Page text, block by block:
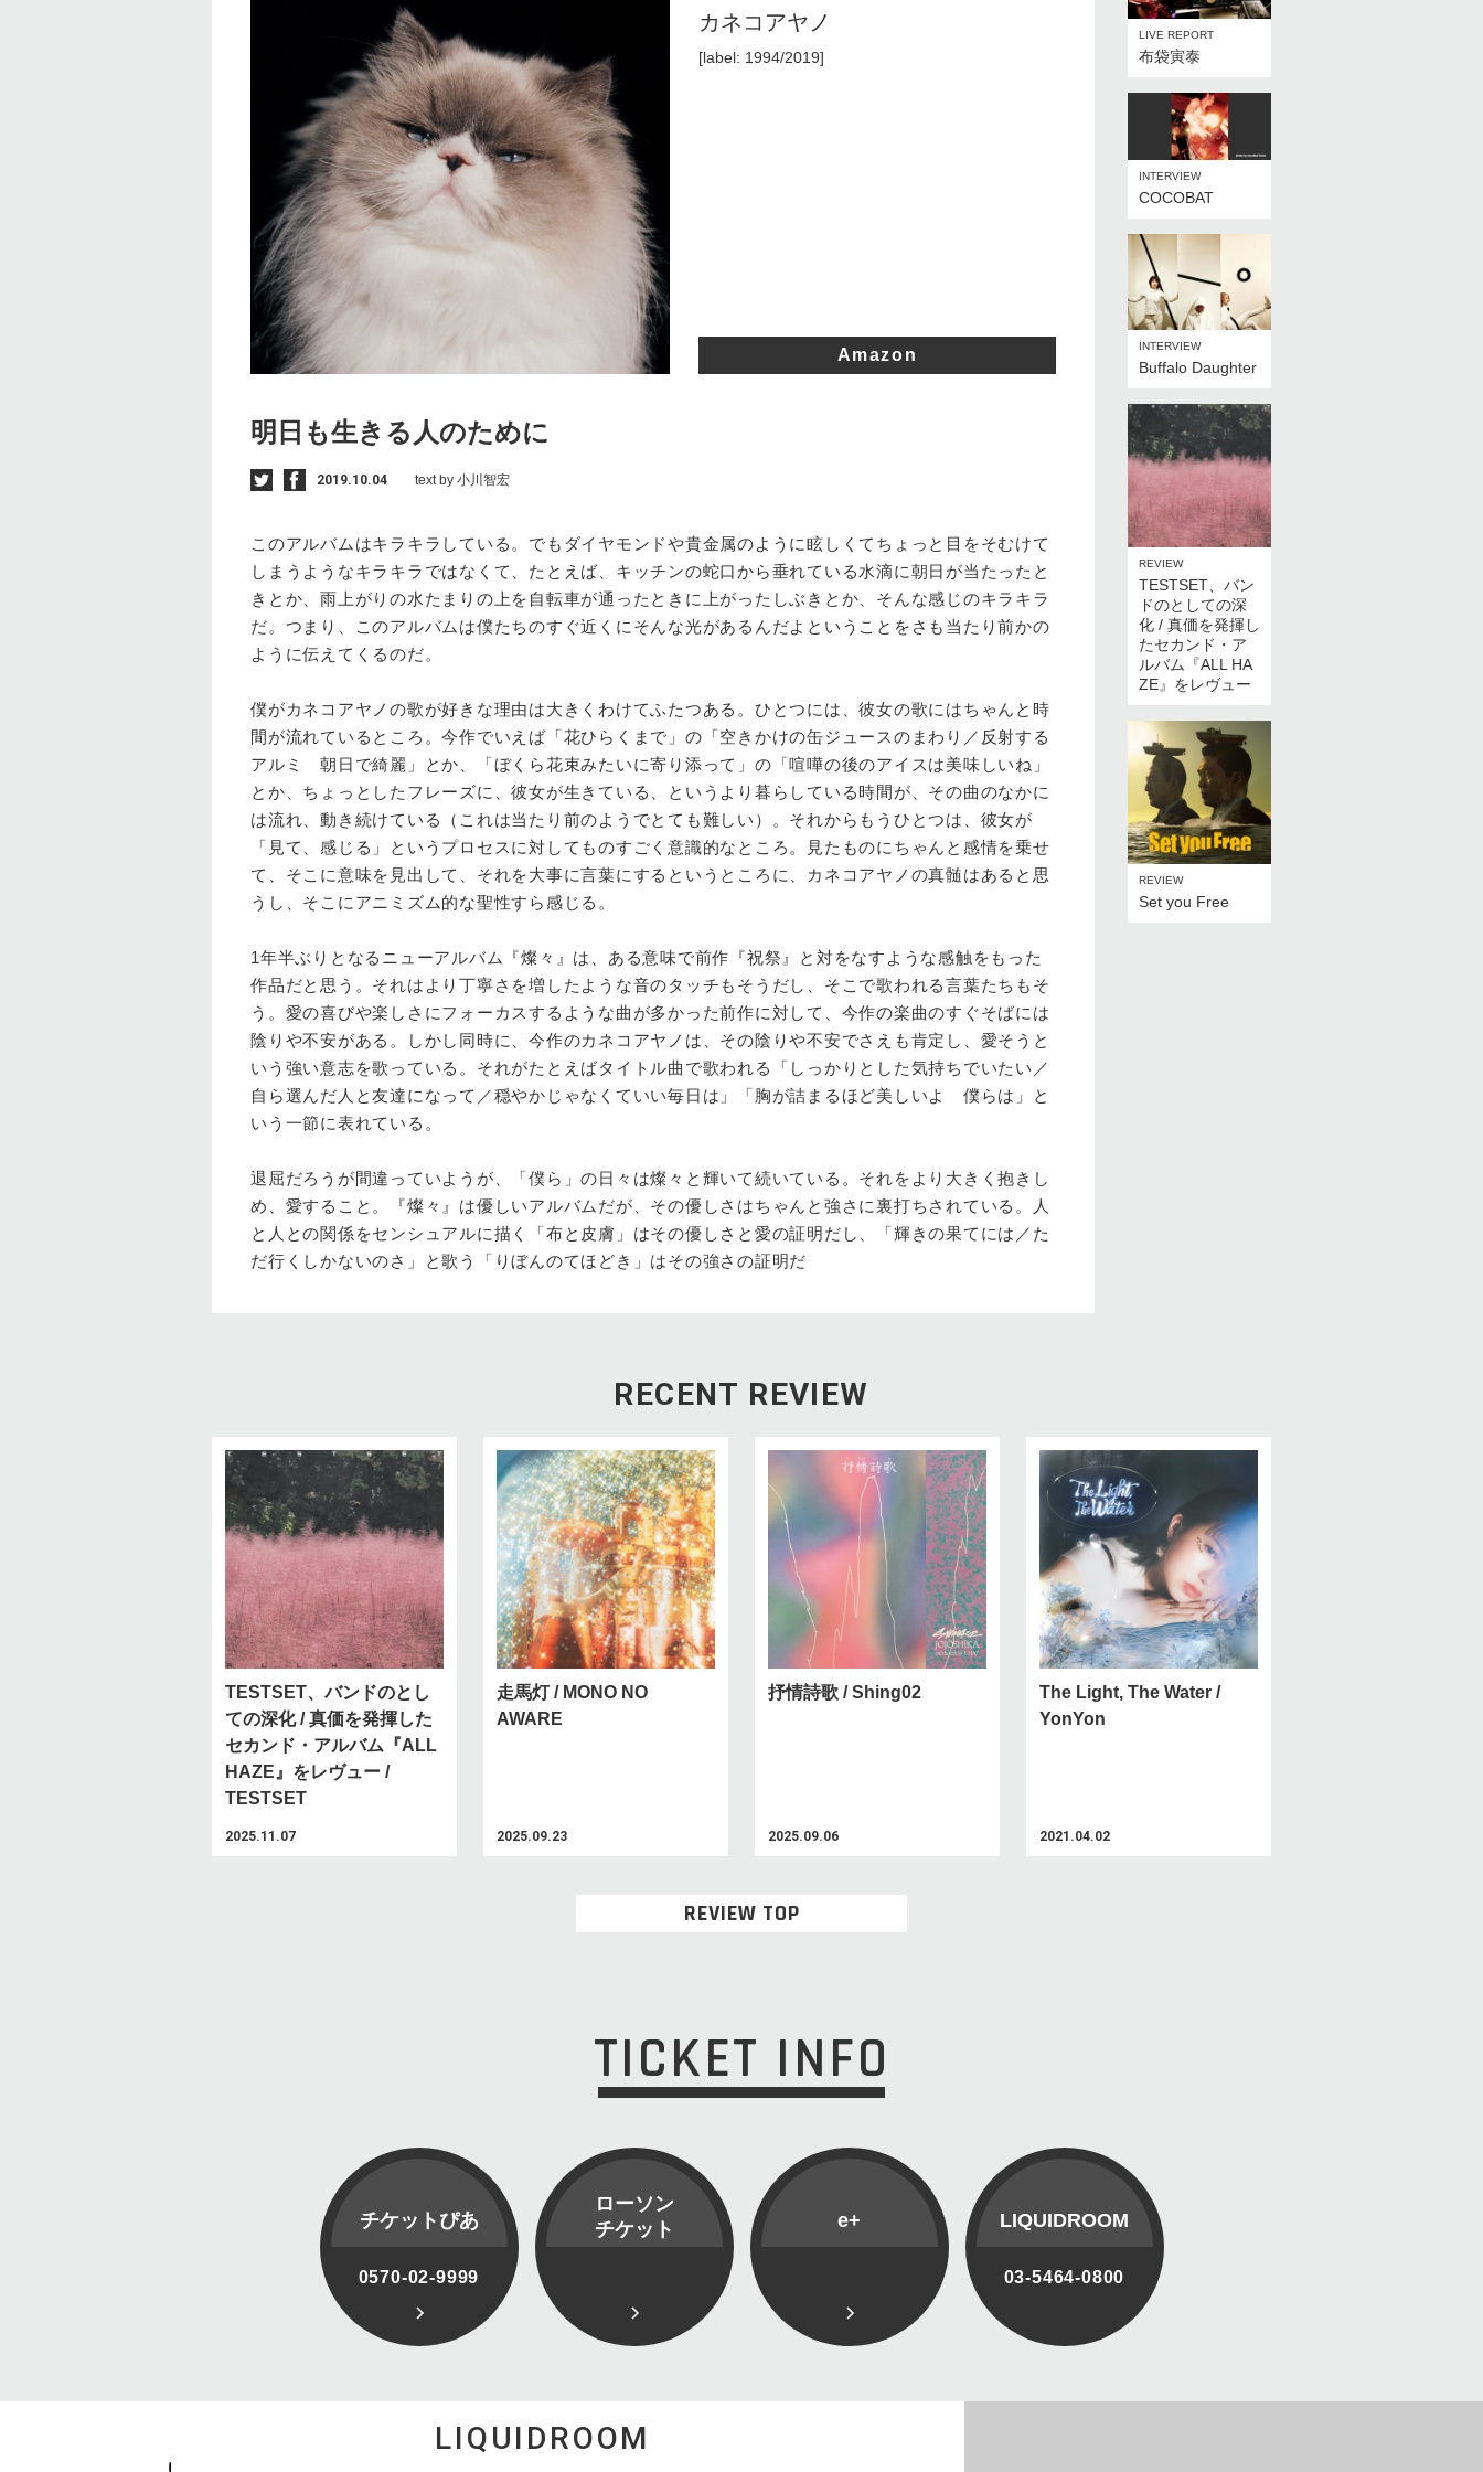
カネコアヤノ
[label: 1994/2019]
Amazon
明日も生きる人のために
2019.10.04 text by 小川智宏
このアルバムはキラキラしている。でもダイヤモンドや貴金属のように眩しくてちょっと目をそむけて
しまうようなキラキラではなくて、たとえば、キッチンの蛇口から垂れている水滴に朝日が当たったと
きとか、雨上がりの水たまりの上を自転車が通ったときに上がったしぶきとか、そんな感じのキラキラ
だ。つまり、このアルバムは僕たちのすぐ近くにそんな光があるんだよということをさも当たり前かの
ように伝えてくるのだ。
僕がカネコアヤノの歌が好きな理由は大きくわけてふたつある。ひとつには、彼女の歌にはちゃんと時
間が流れているところ。今作でいえば「花ひらくまで」の「空きかけの缶ジュースのまわり／反射する
アルミ 朝日で綺麗」とか、「ぼくら花束みたいに寄り添って」の「喧嘩の後のアイスは美味しいね」
とか、ちょっとしたフレーズに、彼女が生きている、というより暮らしている時間が、その曲のなかに
は流れ、動き続けている（これは当たり前のようでとても難しい）。それからもうひとつは、彼女が
「見て、感じる」というプロセスに対してものすごく意識的なところ。見たものにちゃんと感情を乗せ
て、そこに意味を見出して、それを大事に言葉にするというところに、カネコアヤノの真髄はあると思
うし、そこにアニミズム的な聖性すら感じる。
1年半ぶりとなるニューアルバム『燦々』は、ある意味で前作『祝祭』と対をなすような感触をもった
作品だと思う。それはより丁寧さを増したような音のタッチもそうだし、そこで歌われる言葉たちもそ
う。愛の喜びや楽しさにフォーカスするような曲が多かった前作に対して、今作の楽曲のすぐそばには
陰りや不安がある。しかし同時に、今作のカネコアヤノは、その陰りや不安でさえも肯定し、愛そうと
いう強い意志を歌っている。それがたとえばタイトル曲で歌われる「しっかりとした気持ちでいたい／
自ら選んだ人と友達になって／穏やかじゃなくていい毎日は」「胸が詰まるほど美しいよ 僕らは」と
いう一節に表れている。
退屈だろうが間違っていようが、「僕ら」の日々は燦々と輝いて続いている。それをより大きく抱きし
め、愛すること。『燦々』は優しいアルバムだが、その優しさはちゃんと強さに裏打ちされている。人
と人との関係をセンシュアルに描く「布と皮膚」はその優しさと愛の証明だし、「輝きの果てには／た
だ行くしかないのさ」と歌う「りぼんのてほどき」はその強さの証明だ
LIVE REPORT
布袋寅泰
INTERVIEW
COCOBAT
INTERVIEW
Buffalo Daughter
REVIEW
TESTSET、バン
ドのとしての深
化 / 真価を発揮し
たセカンド・ア
ルバム『ALL HA
ZE』をレヴュー
REVIEW
Set you Free
RECENT REVIEW
TESTSET、バンドのとし
ての深化 / 真価を発揮した
セカンド・アルバム『ALL
HAZE』をレヴュー /
TESTSET
2025.11.07
走馬灯 / MONO NO
AWARE
2025.09.23
抒情詩歌 / Shing02
2025.09.06
The Light, The Water /
YonYon
2021.04.02
REVIEW TOP
TICKET INFO
チケットぴあ
0570-02-9999
ローソン
チケット
e+ LIQUIDROOM
03-5464-0800
LIQUIDROOM